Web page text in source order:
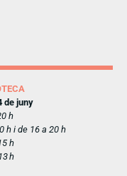
de juny
h
h i de 16 a 20 h
h
h